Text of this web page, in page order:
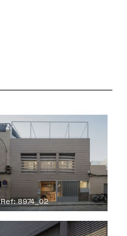
Ref: 8974_02